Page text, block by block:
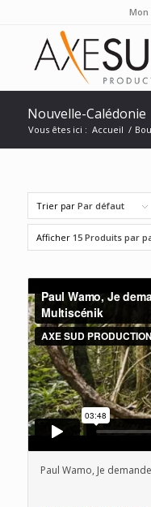
Mon
Nouvelle-Calédonie
Vous êtes ici : Accueil /
Trier par Par défaut
Afficher 15 Produits par
Paul Wamo, Je